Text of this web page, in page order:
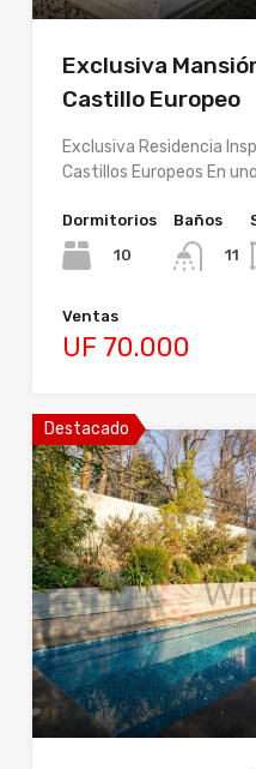
Exclusiva
Castillo Europeo
Exclusiva Residencia
Castillos Europeos En
Dormitorios
10
Baños
11
Ventas
UF 70.000
Destacado